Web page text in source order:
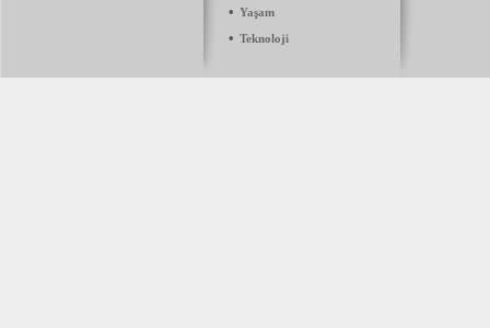
• Yaşam
• Teknoloji